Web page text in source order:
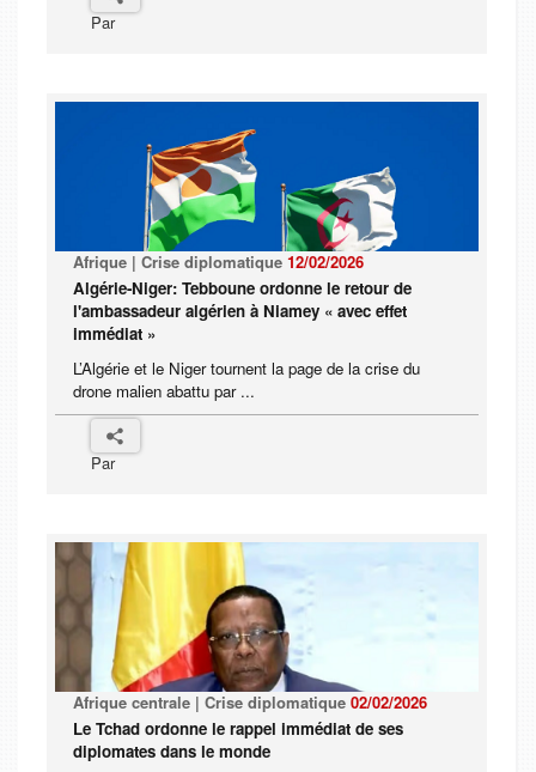
Par
Afrique | Crise diplomatique 12/02/2026
Algérie-Niger: Tebboune ordonne le retour de
l'ambassadeur algérien à Niamey « avec effet
immédiat »
L’Algérie et le Niger tournent la page de la crise du
drone malien abattu par ...
Par
Afrique centrale | Crise diplomatique 02/02/2026
Le Tchad ordonne le rappel immédiat de ses
diplomates dans le monde